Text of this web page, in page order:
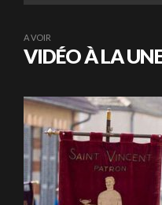
A VOIR
VIDÉO À LA